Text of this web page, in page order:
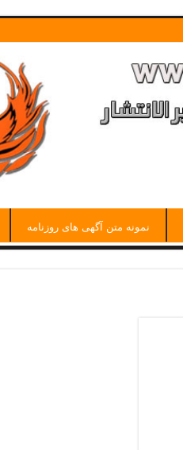
نمونه متن آگهی های روزنامه